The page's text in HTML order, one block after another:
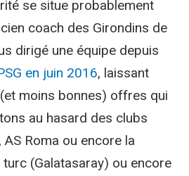
se situe probablement
coach des Girondins de
dirigé une équipe depuis
en juin 2016, laissant
moins bonnes) offres qui
au hasard des clubs
Roma ou encore la
(Galatasaray) ou encore